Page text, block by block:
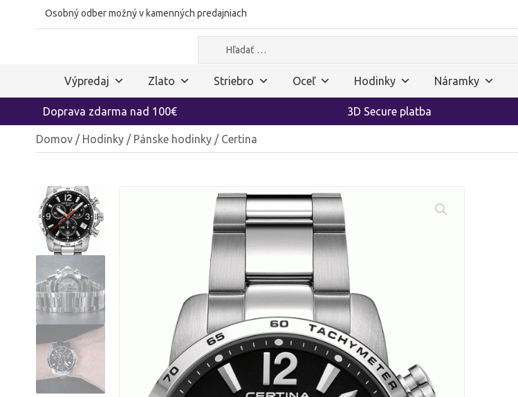
Osobný odber možný v kamenných predajniach
Výpredaj Zlato Striebro Oceľ Hodinky Náramky
Doprava zdarma nad 100€ 3D Secure platba
Domov / Hodinky / Pánske hodinky / Certina